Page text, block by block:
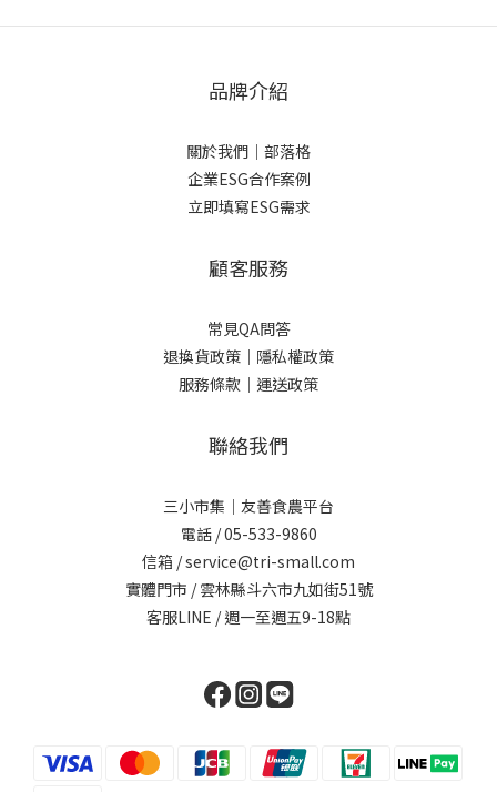
品牌介紹
關於我們 ｜ 部落格
企業ESG合作案例
立即填寫ESG需求
顧客服務
常見QA問答
退換貨政策｜ 隱私權政策
服務條款｜ 運送政策
聯絡我們
三小市集｜友善食農平台
電話 / 05-533-9860
信箱 / service@tri-small.com
實體門市 / 雲林縣斗六市九如街51號
客服LINE / 週一至週五9-18點